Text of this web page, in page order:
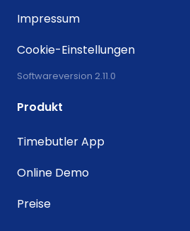
Impressum
Cookie-Einstellungen
Softwareversion 2.11.0
Produkt
Timebutler App
Online Demo
Preise